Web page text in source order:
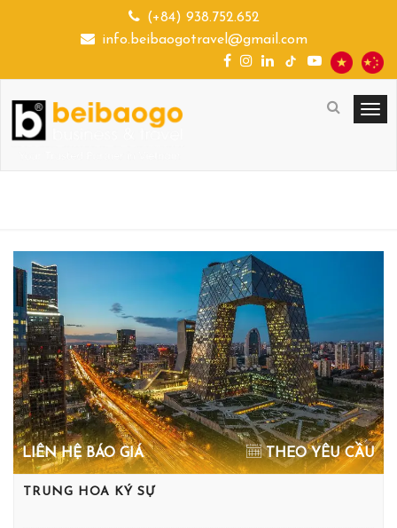
(+84) 938.752.652
info.beibaogotravel@gmail.com
LIÊN HỆ BÁO GIÁ THEO YÊU CẦU
TRUNG HOA KÝ SỰ